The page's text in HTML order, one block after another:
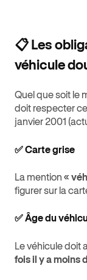
📋 Les
véhicule
Quel que soit le
doit respecter
janvier 2001
✅ Carte grise
La mention «
figurer sur la
✅ Âge du
Le véhicule doit
fois il y a moins